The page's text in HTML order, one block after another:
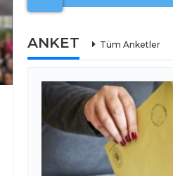
ANKET Tüm Anketler